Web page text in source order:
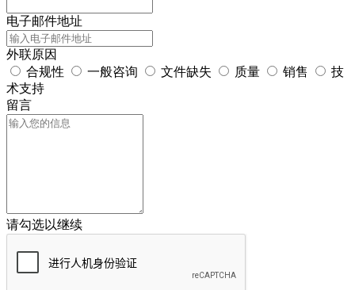
电子邮件地址
外联原因
合规性
一般咨询 文件缺失 质量 销售
技
术支持
留言
请勾选以继续